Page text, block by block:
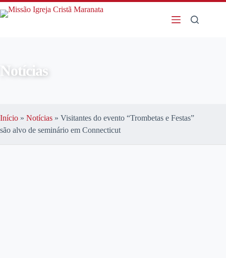
Notícias
Início » Notícias » Visitantes do evento “Trombetas e Festas”
são alvo de seminário em Connecticut